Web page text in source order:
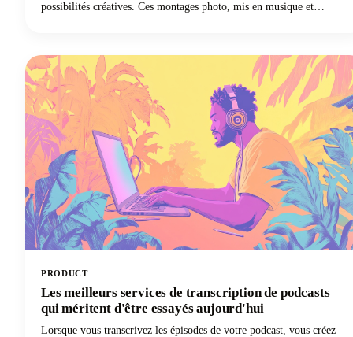
possibilités créatives. Ces montages photo, mis en musique et
sophistiqué ni de compétences en montage. Tout ce dont vous avez
besoin, ce sont de superbes photos et quelques minutes pour leur
donner vie.
PRODUCT
Les meilleurs services de transcription de podcasts
qui méritent d'être essayés aujourd'hui
Lorsque vous transcrivez les épisodes de votre podcast, vous créez